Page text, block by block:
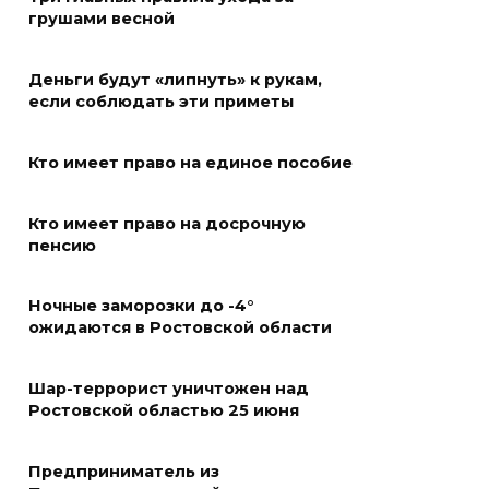
Россияне сообщают о
нескольких приложений
ограничили подачу воды
Диспансеризация дончан
06 августа 2026 14:30
Традиции семьи года
грушами весной
Деньги будут «липнуть» к рукам,
если соблюдать эти приметы
Кто имеет право на единое пособие
Кто имеет право на досрочную
пенсию
Ночные заморозки до -4°
ожидаются в Ростовской области
Шар-террорист уничтожен над
Ростовской областью 25 июня
Предприниматель из